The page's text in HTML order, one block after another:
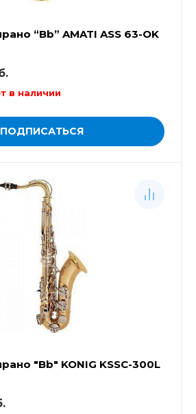
“Bb” AMATI ASS 63-OK
в наличии
ПОДПИСАТЬСЯ
"Bb" KONIG KSSC-300L